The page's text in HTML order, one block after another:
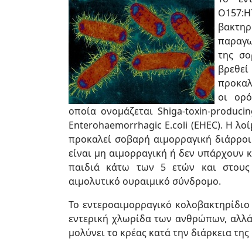
της
οι
οποία ονομάζεται Shiga-toxin-
Εnterohaemorrhagic E.coli (EHEC). Η
προκαλεί σοβαρή αιμορραγική
είναι μη αιμορραγική ή δεν υπάρχουν
παιδιά κάτω των 5 ετών και στους
αιμολυτικό ουραιμικό σύνδρομο.
Το εντεροαιμορραγικό
εντερική χλωρίδα των ανθρώπων,
μολύνει το κρέας κατά την διάρκεια